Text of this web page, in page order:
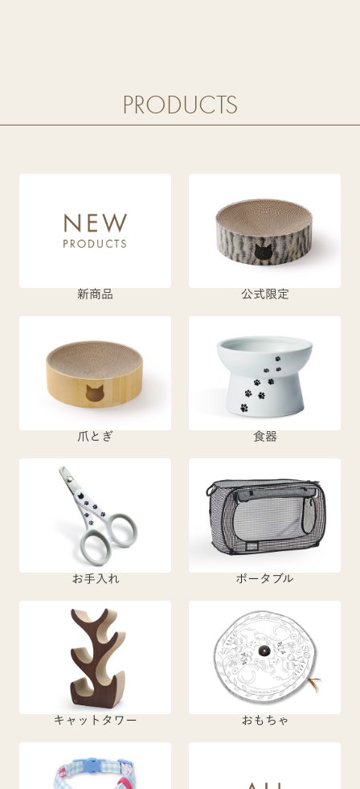
PRODUCTS
新商品 公式限定
爪とぎ 食器
お手入れ ポータブル
キャットタワー おもちゃ